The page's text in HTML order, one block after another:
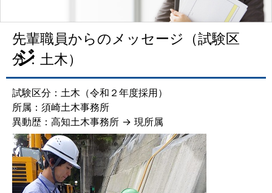
ジ
先輩職員からのメッセージ（試験区
分：土木）
試験区分：土木（令和２年度採用）
所属：須崎土木事務所
異動歴：高知土木事務所 → 現所属